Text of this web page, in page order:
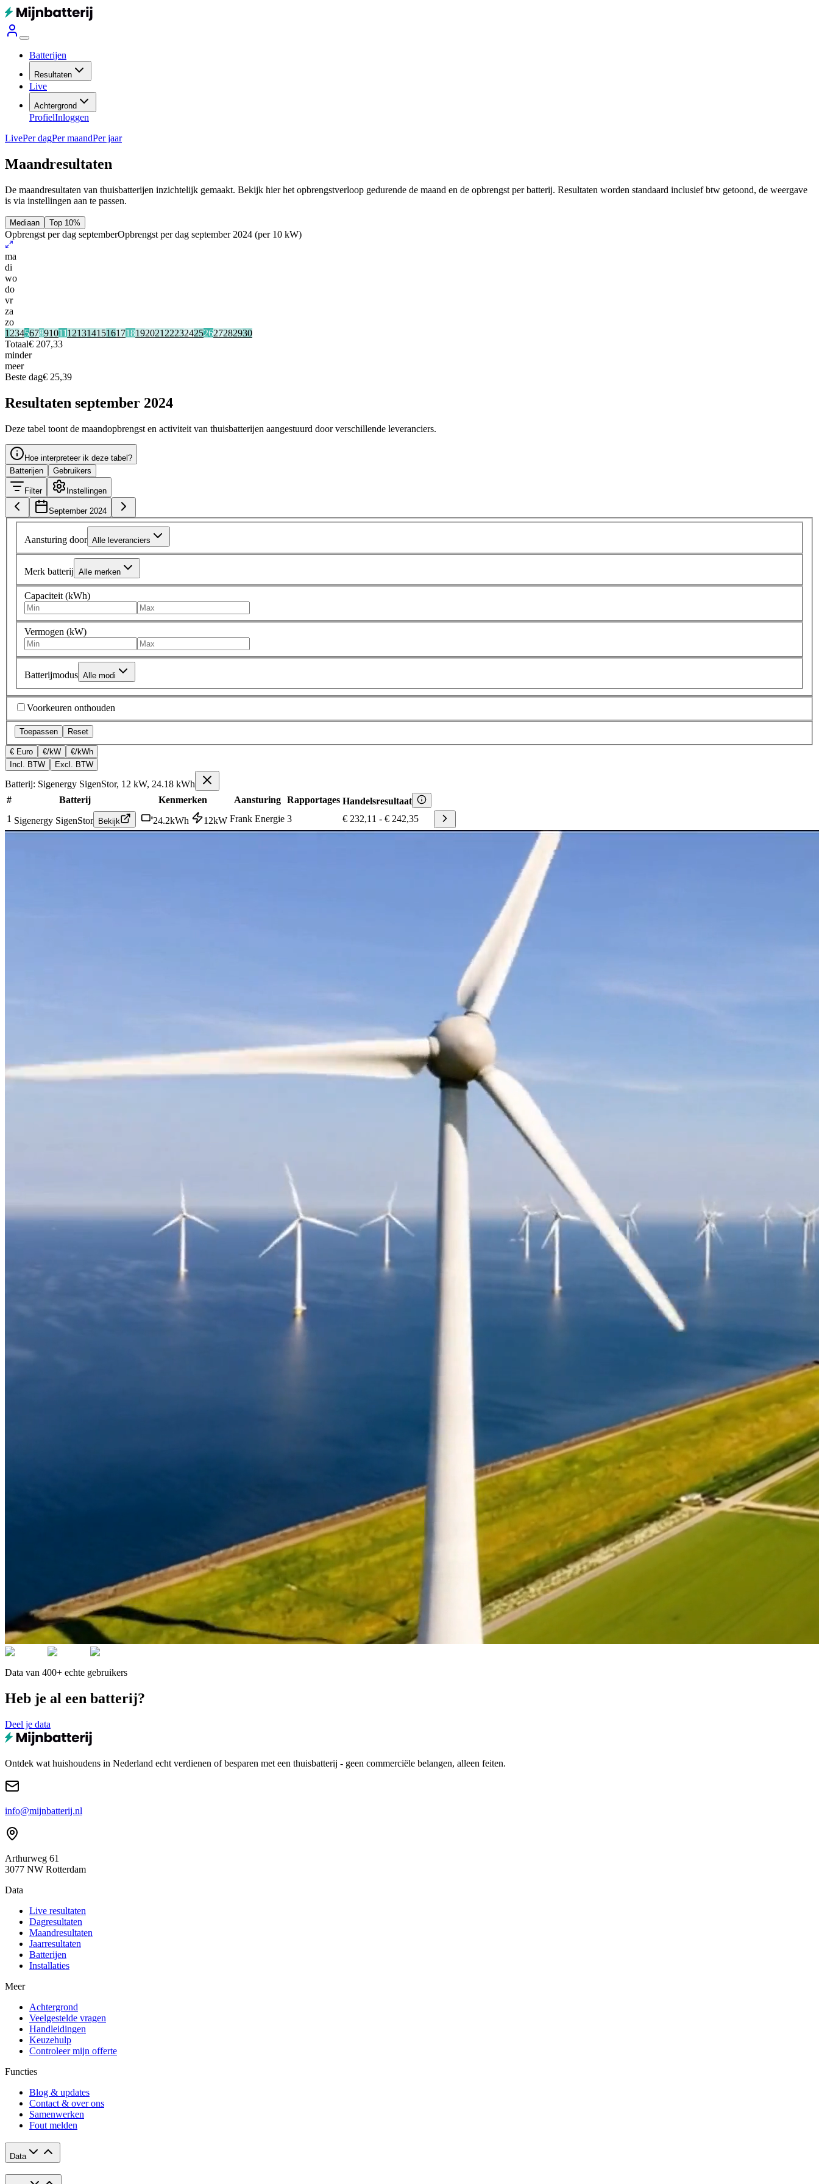
Batterijen
Resultaten
Live
Achtergrond
ProfielInloggen
LivePer dagPer maandPer jaar
Maandresultaten
De maandresultaten van thuisbatterijen inzichtelijk gemaakt. Bekijk hier het opbrengstverloop gedurende de maand en de opbrengst per batterij. Resultaten worden standaard inclusief btw getoond, de weergave
is via instellingen aan te passen.
Mediaan Top 10%
Opbrengst per dag septemberOpbrengst per dag september 2024 (per 10 kW)
ma
di
wo
do
vr
za
zo
1 23456789101112131415161718192021 222324252627282930
Totaal€ 207,33
minder
meer
Beste dag€ 25,39
Resultaten september 2024
Deze tabel toont de maandopbrengst en activiteit van thuisbatterijen aangestuurd door verschillende leveranciers.
Hoe interpreteer ik deze tabel?
Batterijen
Gebruikers
Filter Instellingen
September 2024
Aansturing door Alle leveranciers
Merk batterij Alle merken
Capaciteit (kWh)
Vermogen (kW)
Batterijmodus Alle modi
Voorkeuren onthouden
Toepassen Reset
€ Euro €/kW
€/kWh
Incl. BTW
Excl. BTW
Batterij: Sigenergy SigenStor, 12 kW, 24.18 kWh
#
Batterij Kenmerken Aansturing Rapportages Handelsresultaat
1 Sigenergy SigenStor Bekijk 24.2kWh 12kW Frank Energie 3 € 232,11 - € 242,35
Data van 400+ echte gebruikers
Heb je al een batterij?
Deel je data
Ontdek wat huishoudens in Nederland echt verdienen of besparen met een thuisbatterij - geen commerciële belangen, alleen feiten.
info@mijnbatterij.nl
Arthurweg 61
3077 NW Rotterdam
Data
Live resultaten
Dagresultaten
Maandresultaten
Jaarresultaten
Batterijen
Installaties
Meer
Achtergrond
Veelgestelde vragen
Handleidingen
Keuzehulp
Controleer mijn offerte
Functies
Blog & updates
Contact & over ons
Samenwerken
Fout melden
Data